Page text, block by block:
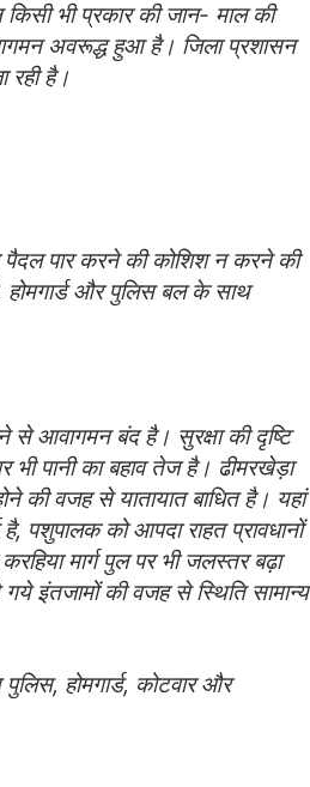
भी प्रकार की जान- माल की
अवरूद्ध हुआ है। जिला प्रशासन
रही है।
पैदल पार करने की कोशिश न करने की
होमगार्ड और पुलिस बल के साथ
से आवागमन बंद है। सुरक्षा की दृष्टि
पानी का बहाव तेज है। ढीमरखेड़ा
की वजह से यातायात बाधित है। यहां
पशुपालक को आपदा राहत प्रावधानों
मार्ग पुल पर भी जलस्तर बढ़ा
इंतजामों की वजह से स्थिति सामान्य
होमगार्ड, कोटवार और